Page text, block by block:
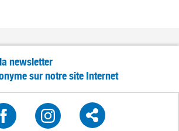
newsletter
sur notre site Internet